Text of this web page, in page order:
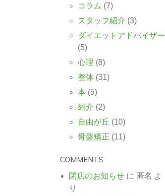
コラム (7)
スタッフ紹介 (3)
ダイエットアドバイザー
(5)
心理 (8)
整体(31)
本 (5)
紹介 (2)
自由が丘 (10)
骨盤矯正 (11)
COMMENTS
閉店のお知らせに 匿名 よ
り